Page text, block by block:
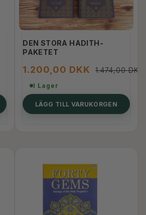
-19%
DEN STORA HADITH-
PAKETET
1.200,00 DKK 1.474,00 DKK
I Lager
LÄGG TILL VARUKORGEN